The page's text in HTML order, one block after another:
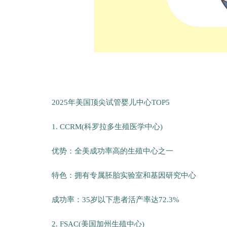
2025年美国顶尖试管婴儿中心TOP5
1. CCRM(科罗拉多生殖医学中心)
优势：全美成功率高的生殖中心之一
特色：拥有专属胚胎实验室和基因研究中心
成功率：35岁以下患者活产率达72.3%
2. FSAC(美国加州生殖中心)